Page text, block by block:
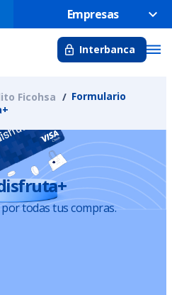
Empresas
Interbanca
Ficohsa
Formulario
todas tus compras.